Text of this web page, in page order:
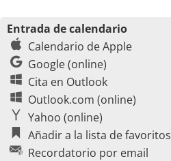
Entrada de calendario
Calendario de Apple
Google (online)
Cita en Outlook
Outlook.com (online)
Yahoo (online)
Añadir a la lista de favoritos
Recordatorio por email